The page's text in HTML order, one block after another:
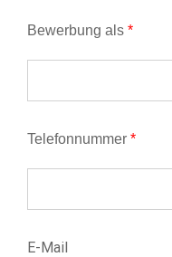
Bewerbung als *
Telefonnummer *
E-Mail